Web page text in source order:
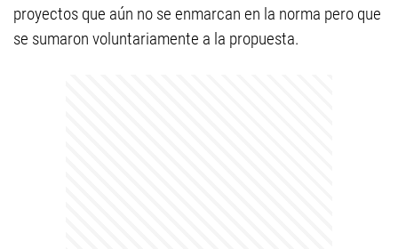
proyectos que aún no se enmarcan en la norma pero que
se sumaron voluntariamente a la propuesta.